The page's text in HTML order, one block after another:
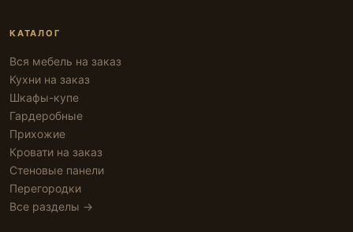
КАТАЛОГ
Вся мебель на заказ
Кухни на заказ
Шкафы-купе
Гардеробные
Прихожие
Кровати на заказ
Стеновые панели
Перегородки
Все разделы →